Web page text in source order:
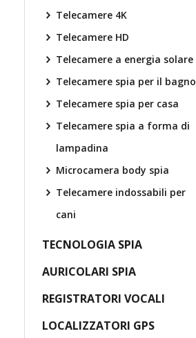
Telecamere 4K
Telecamere HD
Telecamere a energia solare
Telecamere spia per il bagno
Telecamere spia per casa
Telecamere spia a forma di
lampadina
Microcamera body spia
Telecamere indossabili per
cani
TECNOLOGIA SPIA
AURICOLARI SPIA
REGISTRATORI VOCALI
LOCALIZZATORI GPS